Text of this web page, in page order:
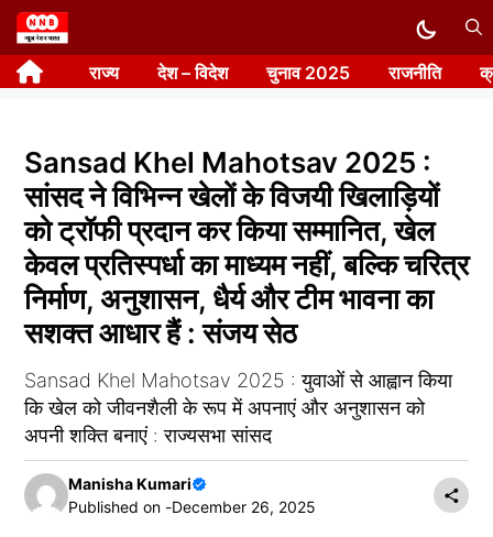
Skip
to
content राज्य देश – विदेश चुनाव 2025 राजनीति
Sansad Khel Mahotsav 2025 :
सांसद ने विभिन्न खेलों के विजयी खिलाड़ियों
को ट्रॉफी प्रदान कर किया सम्मानित, खेल
केवल प्रतिस्पर्धा का माध्यम नहीं, बल्कि चरित्र
निर्माण, अनुशासन, धैर्य और टीम भावना का
सशक्त आधार हैं : संजय सेठ
Sansad Khel Mahotsav 2025 : युवाओं से आह्वान किया
कि खेल को जीवनशैली के रूप में अपनाएं और अनुशासन को
अपनी शक्ति बनाएं : राज्यसभा सांसद
Manisha Kumari
Published on -December 26, 2025